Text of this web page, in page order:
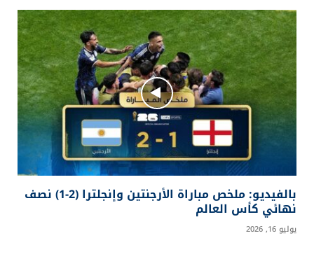
نجوم الغناء العالمي يمنحون نهائي كأس العالم
بريقًا استثنائيًا بعرض تاريخي
يوليو 20, 2026